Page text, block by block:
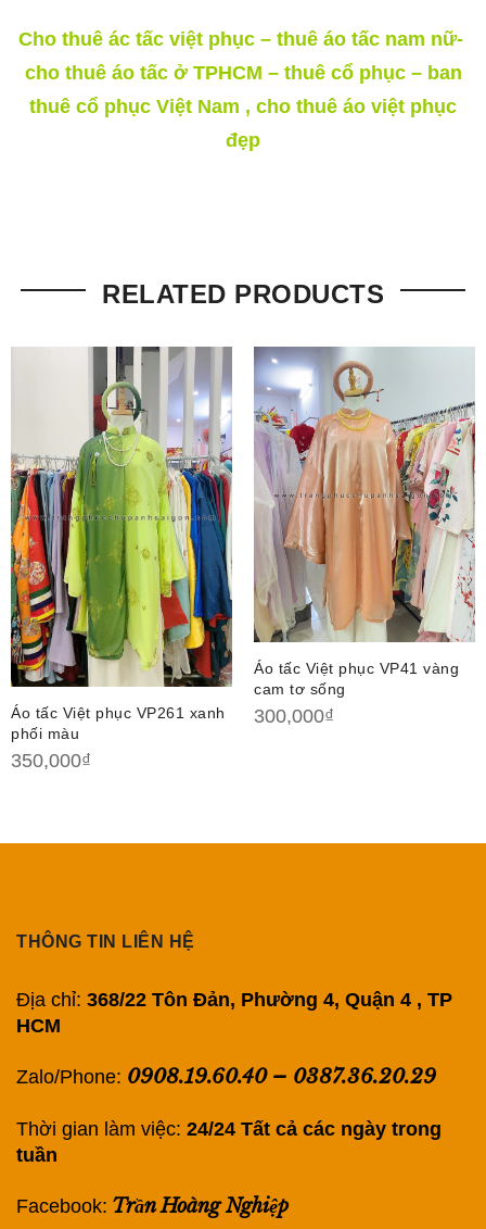
Cho thuê ác tấc việt phục – thuê áo tấc nam nữ-
cho thuê áo tấc ở TPHCM – thuê cổ phục – ban
thuê cổ phục Việt Nam , cho thuê áo việt phục
đẹp
RELATED PRODUCTS
Áo tấc Việt phục VP261 xanh
phối màu
350,000₫
Áo tấc Việt phục VP41 vàng
cam tơ sống
300,000₫
THÔNG TIN LIÊN HỆ
Địa chỉ: 368/22 Tôn Đản, Phường 4, Quận 4 , TP
HCM
Zalo/Phone: 0908.19.60.40– 0387.36.20.29
Thời gian làm việc: 24/24 Tất cả các ngày trong
tuần
Facebook: Trần Hoàng Nghiệp